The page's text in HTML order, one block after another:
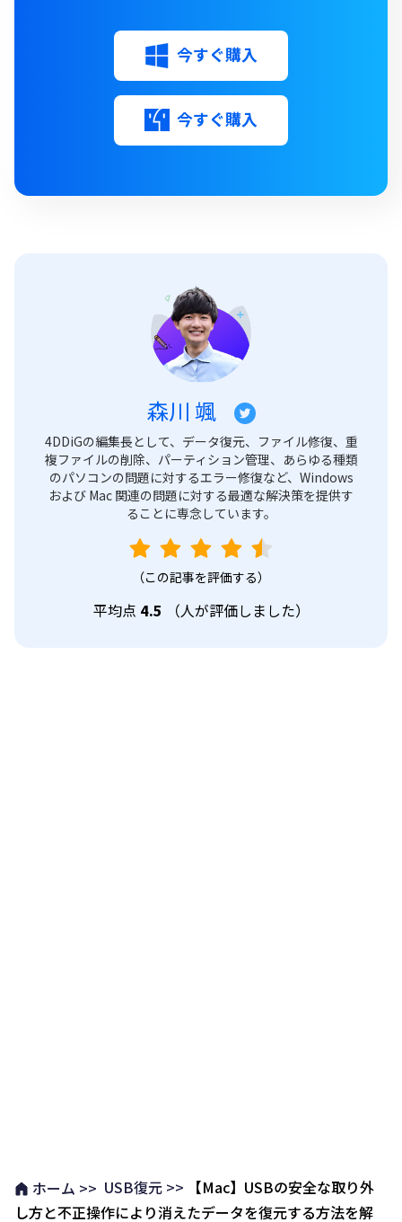
今すぐ購入
今すぐ購入
森川 颯
4DDiGの編集長として、データ復元、ファイル修復、重
複ファイルの削除、パーティション管理、あらゆる種類
のパソコンの問題に対するエラー修復など、Windows
および Mac 関連の問題に対する最適な解決策を提供す
ることに専念しています。
（この記事を評価する）
平均点 4.5 （人が評価しました）
ホーム >> USB復元 >>
【Mac】USBの安全な取り外
し方と不正操作により消えたデータを復元する方法を解